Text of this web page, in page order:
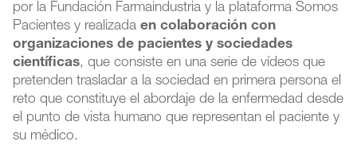
por la Fundación Farmaindustria y la plataforma Somos
Pacientes y realizadaen colaboración con
organizaciones de pacientes y sociedades
científicas, que consiste en una serie de vídeos que
pretenden trasladar a la sociedad en primera persona el
reto que constituye el abordaje de la enfermedad desde
el punto de vista humano que representan el paciente y
su médico.